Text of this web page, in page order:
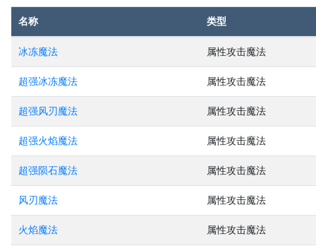
名称 类型
冰冻魔法 属性攻击魔法
超强冰冻魔法 属性攻击魔法
超强风刃魔法 属性攻击魔法
超强火焰魔法 属性攻击魔法
超强陨石魔法 属性攻击魔法
风刃魔法 属性攻击魔法
火焰魔法 属性攻击魔法